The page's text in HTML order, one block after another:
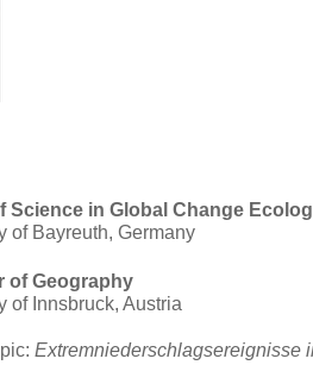
Science in Global Change
of Bayreuth, Germany
of Geography
of Innsbruck, Austria
Extremniederschlagsereignisse